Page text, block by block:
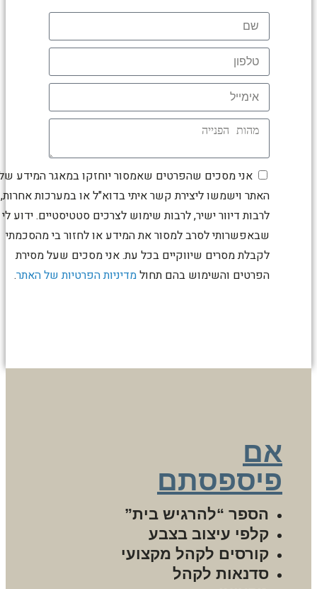
אני מסכים שהפרטים שאמסור יוחזקו במאגר המידע של
האתר וישמשו ליצירת קשר איתי בדוא"ל או במערכות אחרות,
לרבות דיוור ישיר, לרבות שימוש לצרכים סטטיסטיים. ידוע לי
שבאפשרותי לסרב למסור את המידע או לחזור בי מהסכמתי
לקבלת מסרים שיווקיים בכל עת. אני מסכים שעל מסירת
הפרטים והשימוש בהם תחולמדיניות הפרטיות של האתר.
אם
פיספסתם
הספר “להרגיש בית”
קלפי עיצוב בצבע
קורסים לקהל מקצועי
סדנאות לקהל